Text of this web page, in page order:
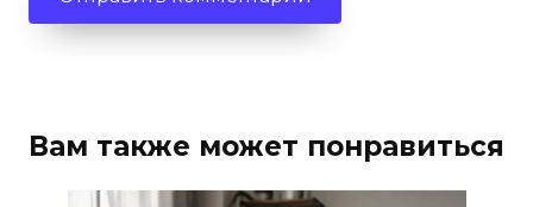
Вам также может понравиться